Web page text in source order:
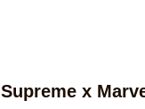
Supreme x